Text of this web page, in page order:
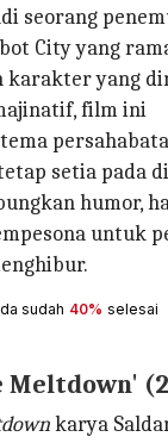
seorang
City yang
karakter yang
film ini
setia pada
humor,
untuk
sudah 40% selesai
Meltdown'
karya